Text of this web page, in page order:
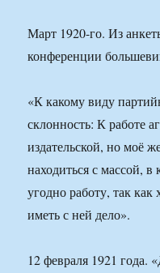
Март 1920-го. Из
конференции
«К какому виду
склонность: К работе
издательской, но моё
находиться с массой, в
угодно работу, так
иметь с ней дело».
12 февраля 1921 года.